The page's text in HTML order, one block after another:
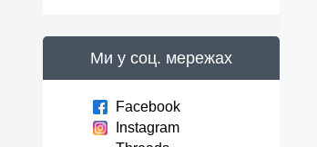
Ми у соц. мережах
Facebook
Instagram